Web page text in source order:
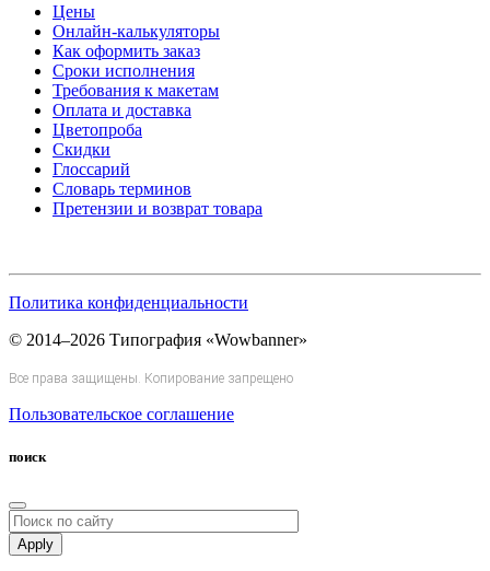
Цены
Онлайн-калькуляторы
Как оформить заказ
Сроки исполнения
Требования к макетам
Оплата и доставка
Цветопроба
Скидки
Глоссарий
Словарь терминов
Претензии и возврат товара
Политика конфиденциальности
© 2014–2026 Типография «Wowbanner»
Все права защищены. Копирование запрещено
Пользовательское соглашение
поиск